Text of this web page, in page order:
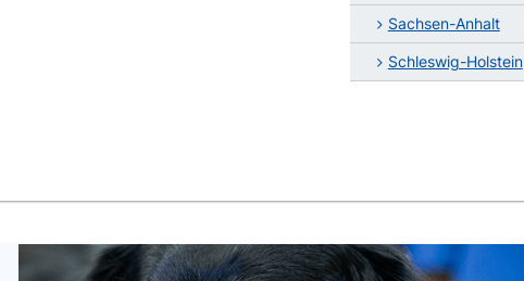
Sachsen-Anhalt
Schleswig-Holstein